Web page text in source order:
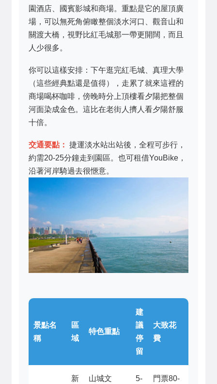
園酒店、國賓影城和商場。重點是它的屋頂廣
場，可以無死角俯瞰整個淡水河口、觀音山和
關渡大橋，視野比紅毛城那一帶更開闊，而且
人少很多。
你可以這樣安排：下午逛完紅毛城、真理大學
（這些經典點還是值得），走累了就來這裡的
商場喝杯咖啡，傍晚時分上頂樓看夕陽把整個
河面染成金色。這比在老街人擠人看夕陽舒服
十倍。
交通要點： 捷運淡水站出站後，全程可步行，
約需20-25分鐘走到園區。也可租借YouBike，
沿著河岸騎過去很愜意。
景點名
稱
區
域
特色重點
建
議
停
留
大致花
費
新
山城文
5-
門票80-